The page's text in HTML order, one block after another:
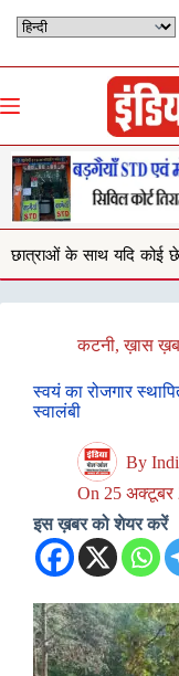
छेड़छाड़ करता है तो
कटनी,ख़ास
स्वयं का रोजगार
स्वालंबी
By
On 25 अक्टूबर
इस ख़बर को शेयर करें